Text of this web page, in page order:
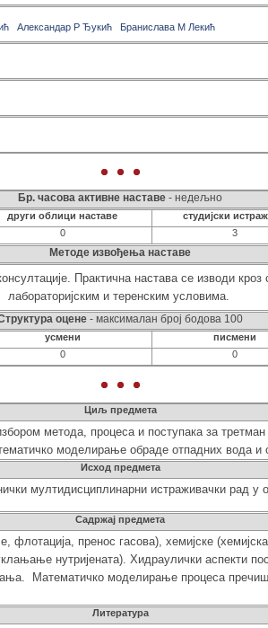
Александар Р Ђукић Бранислава М Лекић
Бр. часова активне наставе - недељно
други облици наставе
студијски
0 3
Методе извођења наставе
Практична настава се изводи
лабораторијским и теренским условима.
оцене - максималан број бодова 100
усмени писмени
0 0
Циљ предмета
метода, процеса и поступака за третман
моделирање обраде отпадних вода
Исход предмета
мултидисциплинарни истраживачки рад
Садржај предмета
пренос гасова), хемијске
нутријената). Хидраулички аспекти
Математичко моделирање процеса
Литература